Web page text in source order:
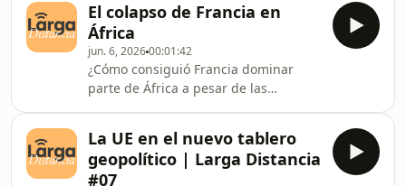
los intereses franceses. París no
quiere —ni puede— desligarse de sus
antiguas colonias, pero sí parece
decidido a ampliar su red de
influencia más allá de la Françafrique.
La celebración de la Cumbre ‘África
Adelante’ en Nairobi a principios de
mayo es el cla
El colapso de Francia en
África
jun. 6, 202600:01:42
¿Cómo consiguió Francia dominar
parte de África a pesar de las
rebelado? En este nuevo episodio de
Larga Distancia nos adentramos en la
La UE en el nuevo tablero
geopolítico | Larga Distancia
#07